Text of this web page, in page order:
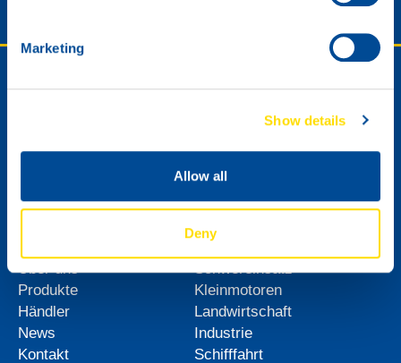
Marketing
Show details
Allow all
Deny
Technische Unterstützung
Über uns
Produkte
Händler
News
Kontakt
Produkte
Schwereinsatz
Kleinmotoren
Landwirtschaft
Industrie
Schifffahrt